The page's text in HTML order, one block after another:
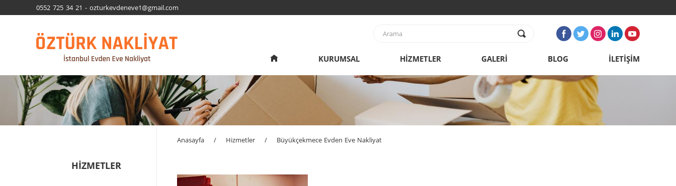
0552 725 34 21 - ozturkevdeneve1@gmail.com
KURUMSAL HİZMETLER GALERİ BLOG İLETİŞİM
HİZMETLER
Anasayfa / Hizmetler / Büyükçekmece Evden Eve Nakliyat